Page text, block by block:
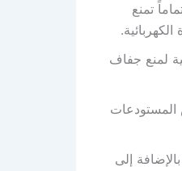
تمنع
لمنع جفاف
إلى